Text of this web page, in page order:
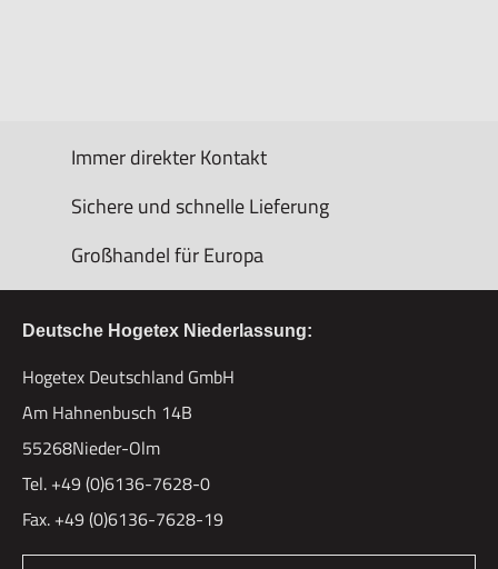
Immer direkter Kontakt
Sichere und schnelle Lieferung
Großhandel für Europa
Deutsche Hogetex Niederlassung:
Hogetex Deutschland GmbH
Am Hahnenbusch 14B
55268Nieder-Olm
Tel. +49 (0)6136-7628-0
Fax. +49 (0)6136-7628-19